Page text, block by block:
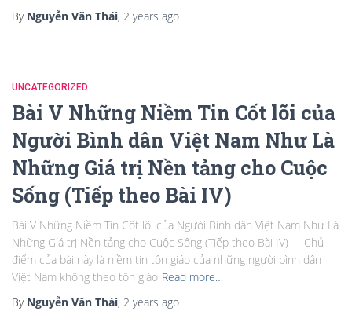
By Nguyễn Văn Thái, 2 years ago
UNCATEGORIZED
Bài V Những Niềm Tin Cốt lõi của
Người Bình dân Việt Nam Như Là
Những Giá trị Nền tảng cho Cuộc
Sống (Tiếp theo Bài IV)
Bài V Những Niềm Tin Cốt lõi của Người Bình dân Việt Nam Như Là
Những Giá trị Nền tảng cho Cuộc Sống (Tiếp theo Bài IV) Chủ
điểm của bài này là niềm tin tôn giáo của những người bình dân
Việt Nam không theo tôn giáo Read more…
By Nguyễn Văn Thái, 2 years ago